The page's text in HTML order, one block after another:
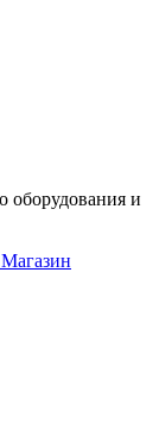
оборудования и